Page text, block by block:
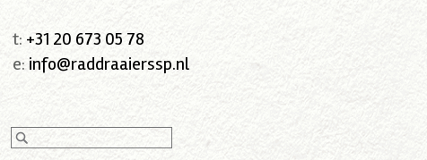
t: +31 20 673 05 78
e: info@raddraaierssp.nl